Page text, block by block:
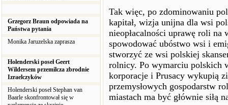
Grzegorz Braun odpowiada na
Państwa pytania
Monika Jaruzelska zaprasza
Holenderski poseł Geert
Wildersem przemilcza zbrodnie
Izraelczyków
Holenderski poseł Stephan van
Baarle skonfrontował się w
Tak więc, po zdominowaniu
kapitał, wizja unijna dla wsi
nieopłacalności uprawę roli
spowodować ubóstwo wsi i
stworzyć ze wsi polskiej
rolnicy. Po wymarciu polskich
korporacje i Prusacy wykupią
przemysłowych gospodarstw
miastach ma być głównie siłą